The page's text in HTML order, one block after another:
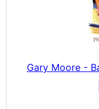
Gary Moore -